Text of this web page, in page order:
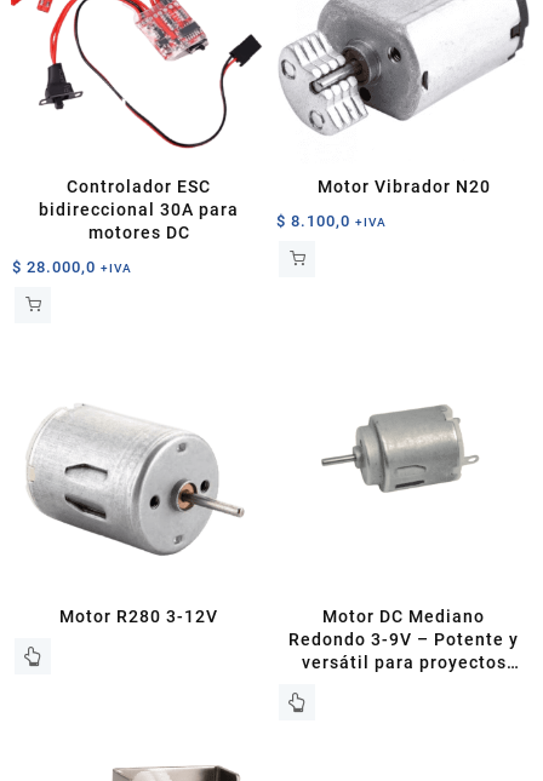
Controlador ESC
bidireccional 30A para
motores DC
$ 28.000,0 +IVA
Motor Vibrador N20
$ 8.100,0 +IVA
Motor R280 3-12V
Motor DC Mediano
Redondo 3-9V – Potente y
versátil para proyectos